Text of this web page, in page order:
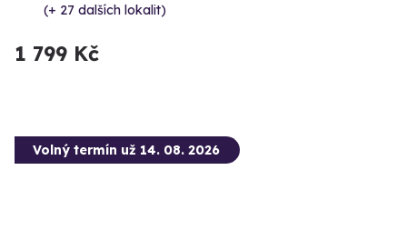
(+ 27 dalších lokalit)
1 799 Kč
Volný termín už 14. 08. 2026